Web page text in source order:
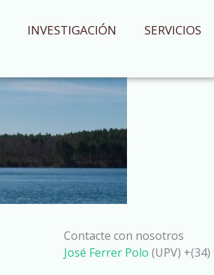
INVESTIGACIÓN SERVICIOS
Contacte con nosotros
José Ferrer Polo (UPV)